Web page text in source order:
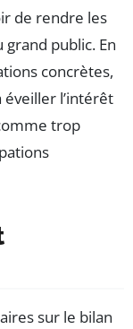
de rendre les
public. En
concrètes,
éveiller l’intérêt
trop
sur le bilan